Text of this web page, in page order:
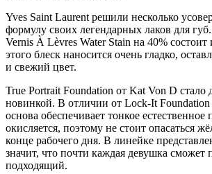
Yves Saint Laurent решили несколько
формулу своих легендарных лаков для
Vernis À Lèvres Water Stain на 40% состоит
этого блеск наносится очень гладко,
и свежий цвет.
True Portrait Foundation от Kat Von D стало
новинкой. В отличии от Lock-It Foundation
основа обеспечивает тонкое
окисляется, поэтому не стоит опасаться
конце рабочего дня. В линейке
значит, что почти каждая девушка сможет
подходящий.